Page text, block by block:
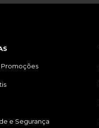
Promoções
e Segurança